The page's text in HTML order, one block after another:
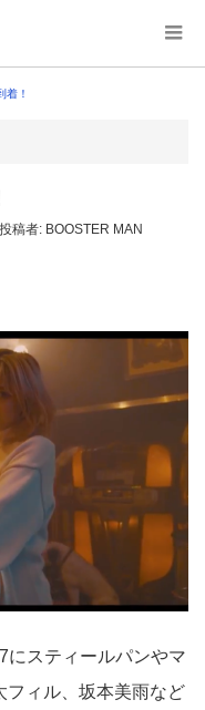
着！
投稿者: BOOSTER MAN
にスティールパンやマ
フィル、坂本美雨など